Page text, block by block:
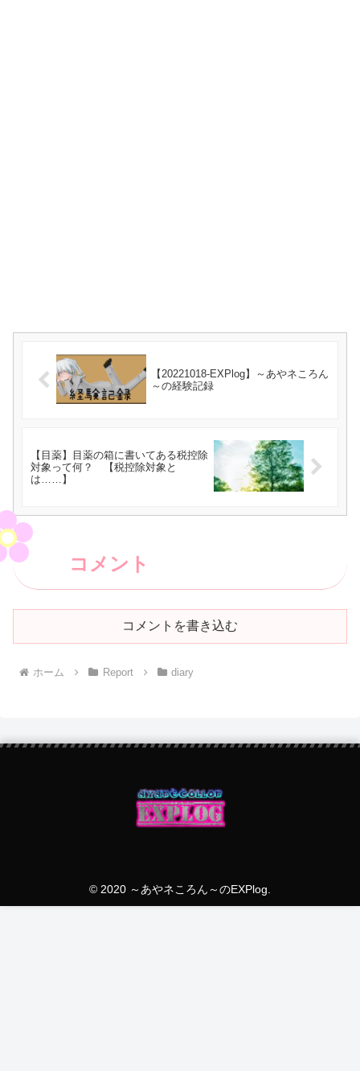
【20221018-EXPlog】～あやネころん
～の経験記録
【目薬】目薬の箱に書いてある税控除
対象って何？ 【税控除対象と
は……】
コメント
コメントを書き込む
ホーム Report diary
© 2020 ～あやネころん～のEXPlog.